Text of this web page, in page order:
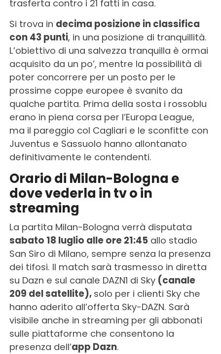
trasferta contro i 21 fatti in casa.
Si trova in decima posizione in classifica
con 43 punti, in una posizione di tranquillità.
L’obiettivo di una salvezza tranquilla è ormai
acquisito da un po’, mentre la possibilità di
poter concorrere per un posto per le
prossime coppe europee è svanito da
qualche partita. Prima della sosta i rossoblu
erano in piena corsa per l’Europa League,
ma il pareggio col Cagliari e le sconfitte con
Juventus e Sassuolo hanno allontanato
definitivamente le contendenti.
Orario di Milan-Bologna e
dove vederla in tv o in
streaming
La partita Milan-Bologna verrà disputata
sabato 18 luglio alle ore 21:45allo stadio
San Siro di Milano, sempre senza la presenza
dei tifosi. Il match sarà trasmesso in diretta
su Dazn e sul canale DAZN1 di Sky(canale
209 del satellite), solo per i clienti Sky che
hanno aderito all’offerta Sky-DAZN. Sarà
visibile anche in streaming per gli abbonati
sulle piattaforme che consentono la
presenza dell’app Dazn.